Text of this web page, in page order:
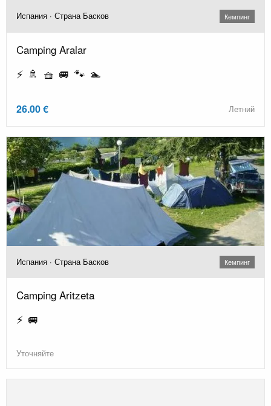
Испания · Страна Басков Кемпинг
Camping Aralar
⚡ 🚿 🧺 🚐 🐾 🏊
26.00 € Летний
Испания · Страна Басков Кемпинг
Camping Aritzeta
⚡ 🚐
Уточняйте